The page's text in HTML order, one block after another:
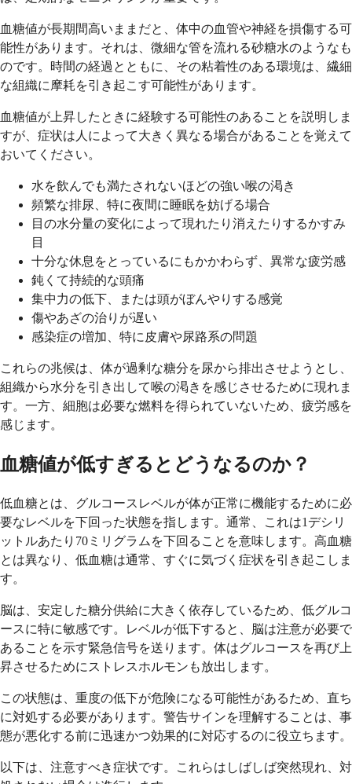
血糖値が長期間高いままだと、体中の血管や神経を損傷する可
能性があります。それは、微細な管を流れる砂糖水のようなも
のです。時間の経過とともに、その粘着性のある環境は、繊細
な組織に摩耗を引き起こす可能性があります。
血糖値が上昇したときに経験する可能性のあることを説明しま
すが、症状は人によって大きく異なる場合があることを覚えて
おいてください。
水を飲んでも満たされないほどの強い喉の渇き
頻繁な排尿、特に夜間に睡眠を妨げる場合
目の水分量の変化によって現れたり消えたりするかすみ
目
十分な休息をとっているにもかかわらず、異常な疲労感
鈍くて持続的な頭痛
集中力の低下、または頭がぼんやりする感覚
傷やあざの治りが遅い
感染症の増加、特に皮膚や尿路系の問題
これらの兆候は、体が過剰な糖分を尿から排出させようとし、
組織から水分を引き出して喉の渇きを感じさせるために現れま
す。一方、細胞は必要な燃料を得られていないため、疲労感を
感じます。
血糖値が低すぎるとどうなるのか？
低血糖とは、グルコースレベルが体が正常に機能するために必
要なレベルを下回った状態を指します。通常、これは1デシリ
ットルあたり70ミリグラムを下回ることを意味します。高血糖
とは異なり、低血糖は通常、すぐに気づく症状を引き起こしま
す。
脳は、安定した糖分供給に大きく依存しているため、低グルコ
ースに特に敏感です。レベルが低下すると、脳は注意が必要で
あることを示す緊急信号を送ります。体はグルコースを再び上
昇させるためにストレスホルモンも放出します。
この状態は、重度の低下が危険になる可能性があるため、直ち
に対処する必要があります。警告サインを理解することは、事
態が悪化する前に迅速かつ効果的に対応するのに役立ちます。
以下は、注意すべき症状です。これらはしばしば突然現れ、対